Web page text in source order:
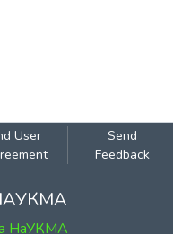
User
Send
Feedback
НаУКМА